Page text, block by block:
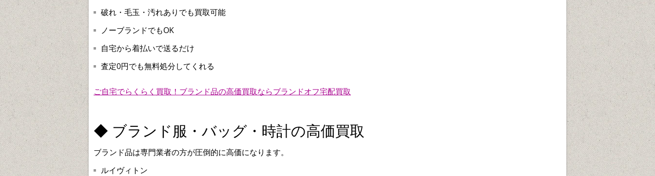
破れ・毛玉・汚れありでも買取可能
ノーブランドでもOK
自宅から着払いで送るだけ
査定0円でも無料処分してくれる
ご自宅でらくらく買取！ブランド品の高価買取ならブランドオフ宅配買取
◆ ブランド服・バッグ・時計の高価買取
ブランド品は専門業者の方が圧倒的に高価になります。
ルイヴィトン